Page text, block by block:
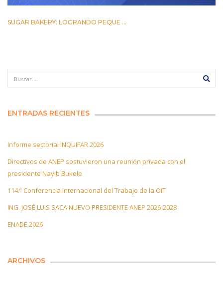
SUGAR BAKERY: LOGRANDO PEQUE ...
ENTRADAS RECIENTES
Informe sectorial INQUIFAR 2026
Directivos de ANEP sostuvieron una reunión privada con el
presidente Nayib Bukele
114.ª Conferencia Internacional del Trabajo de la OIT
ING. JOSÉ LUIS SACA NUEVO PRESIDENTE ANEP 2026-2028
ENADE 2026
ARCHIVOS